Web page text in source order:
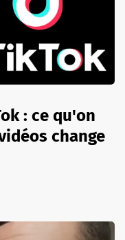
: ce qu'on
change